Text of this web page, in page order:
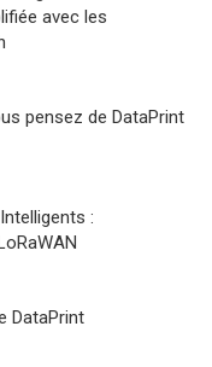
avec les
pensez de DataPrint
:
DataPrint